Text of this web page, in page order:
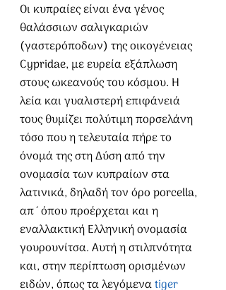
Οι κυπραίες είναι ένα γένος
θαλάσσιων σαλιγκαριών
(γαστερόποδων) της οικογένειας
Cypridae, με ευρεία εξάπλωση
στους ωκεανούς του κόσμου. Η
λεία και γυαλιστερή επιφάνειά
τους θυμίζει πολύτιμη πορσελάνη
τόσο που η τελευταία πήρε το
όνομά της στη Δύση από την
ονομασία των κυπραίων στα
λατινικά, δηλαδή τον όρο porcella,
απ´όπου προέρχεται και η
εναλλακτική Ελληνική ονομασία
γουρουνίτσα. Αυτή η στιλπνότητα
και, στην περίπτωση ορισμένων
ειδών, όπως τα λεγόμενα tiger